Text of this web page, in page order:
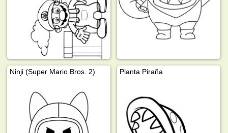
Ninji (Super Mario Bros. 2) Planta Piraña